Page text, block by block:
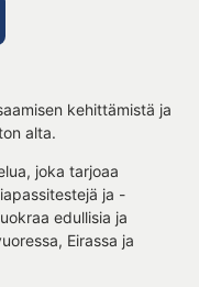
kehittämistä ja
alta.
joka tarjoaa
ja -
edullisia ja
Eirassa ja